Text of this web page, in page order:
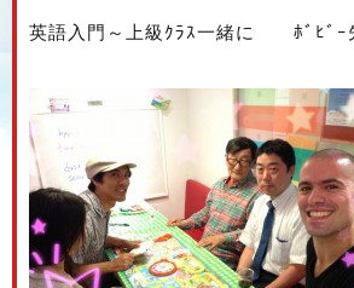
英語入門～上級ｸﾗｽ一緒に ﾎﾞﾋﾞｰ